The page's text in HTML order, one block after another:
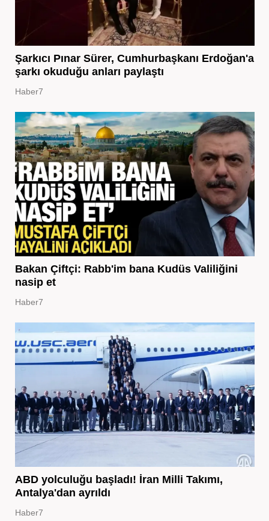
Şarkıcı Pınar Sürer, Cumhurbaşkanı Erdoğan'a
şarkı okuduğu anları paylaştı
Haber7
Bakan Çiftçi: Rabb'im bana Kudüs Valiliğini
nasip et
Haber7
ABD yolculuğu başladı! İran Milli Takımı,
Antalya'dan ayrıldı
Haber7